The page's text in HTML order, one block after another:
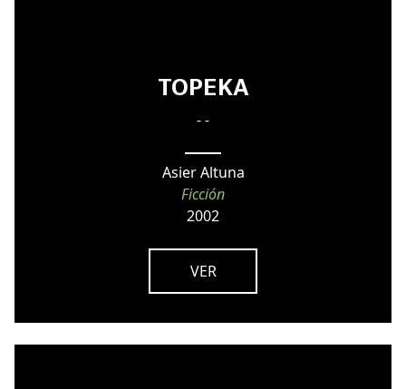
TOPEKA
- -
Asier Altuna
Ficción
2002
VER